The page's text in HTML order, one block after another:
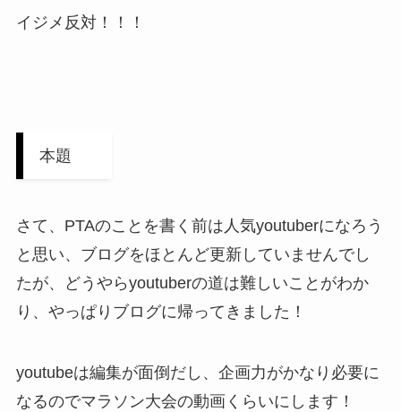
イジメ反対！！！
本題
さて、PTAのことを書く前は人気youtuberになろう
と思い、ブログをほとんど更新していませんでし
たが、どうやらyoutuberの道は難しいことがわか
り、やっぱりブログに帰ってきました！
youtubeは編集が面倒だし、企画力がかなり必要に
なるのでマラソン大会の動画くらいにします！